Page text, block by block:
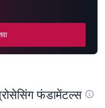
फंडामेंटल्स